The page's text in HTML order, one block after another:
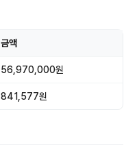
금액
56,970,000원
841,577원